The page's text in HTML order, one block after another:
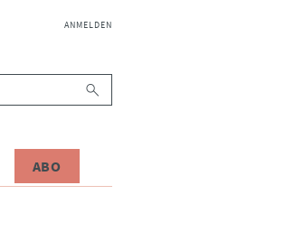
NAVIGATION
ANMELDEN
ABO